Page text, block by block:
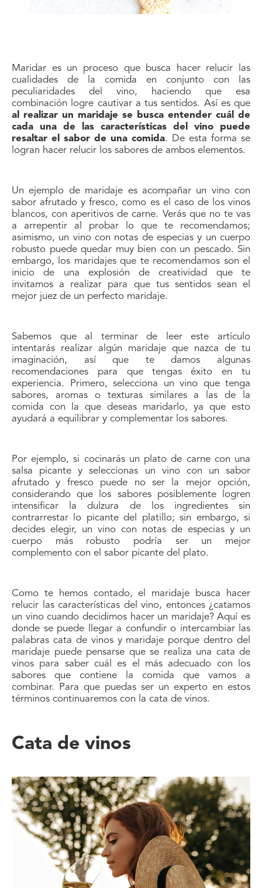
Maridar es un proceso que busca hacer relucir las
cualidades de la comida en conjunto con las
peculiaridades del vino, haciendo que esa
combinación logre cautivar a tus sentidos. Así es que
al realizar un maridaje se busca entender cuál de
cada una de las características del vino puede
resaltar el sabor de una comida. De esta forma se
logran hacer relucir los sabores de ambos elementos.
Un ejemplo de maridaje es acompañar un vino con
sabor afrutado y fresco, como es el caso de los vinos
blancos, con aperitivos de carne. Verás que no te vas
a arrepentir al probar lo que te recomendamos;
asimismo, un vino con notas de especias y un cuerpo
robusto puede quedar muy bien con un pescado. Sin
embargo, los maridajes que te recomendamos son el
inicio de una explosión de creatividad que te
invitamos a realizar para que tus sentidos sean el
mejor juez de un perfecto maridaje.
Sabemos que al terminar de leer este artículo
intentarás realizar algún maridaje que nazca de tu
imaginación, así que te damos algunas
recomendaciones para que tengas éxito en tu
experiencia. Primero, selecciona un vino que tenga
sabores, aromas o texturas similares a las de la
comida con la que deseas maridarlo, ya que esto
ayudará a equilibrar y complementar los sabores.
Por ejemplo, si cocinarás un plato de carne con una
salsa picante y seleccionas un vino con un sabor
afrutado y fresco puede no ser la mejor opción,
considerando que los sabores posiblemente logren
intensificar la dulzura de los ingredientes sin
contrarrestar lo picante del platillo; sin embargo, si
decides elegir, un vino con notas de especias y un
cuerpo más robusto podría ser un mejor
complemento con el sabor picante del plato.
Como te hemos contado, el maridaje busca hacer
relucir las características del vino, entonces ¿catamos
un vino cuando decidimos hacer un maridaje? Aquí es
donde se puede llegar a confundir o intercambiar las
palabras cata de vinos y maridaje porque dentro del
maridaje puede pensarse que se realiza una cata de
vinos para saber cuál es el más adecuado con los
sabores que contiene la comida que vamos a
combinar. Para que puedas ser un experto en estos
términos continuaremos con la cata de vinos.
Cata de vinos